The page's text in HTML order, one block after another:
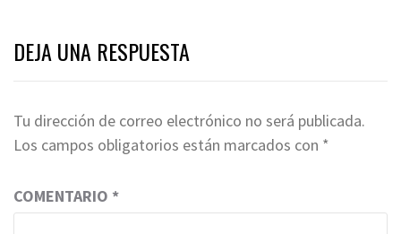
DEJA UNA RESPUESTA
Tu dirección de correo electrónico no será publicada.
Los campos obligatorios están marcados con *
COMENTARIO *